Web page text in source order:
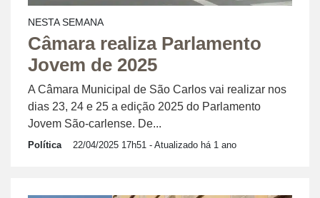
NESTA SEMANA
Câmara realiza Parlamento
Jovem de 2025
A Câmara Municipal de São Carlos vai realizar nos
dias 23, 24 e 25 a edição 2025 do Parlamento
Jovem São-carlense. De...
Política 22/04/2025 17h51 - Atualizado há 1 ano